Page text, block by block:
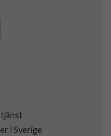
i Sverige